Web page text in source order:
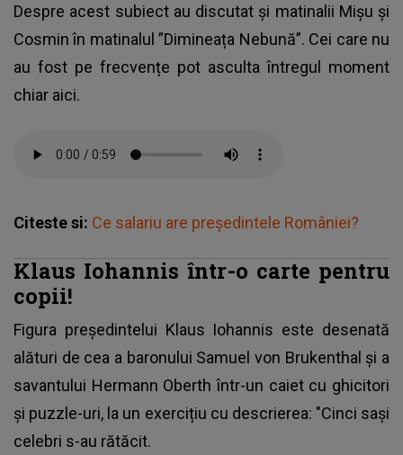
Despre acest subiect au discutat și matinalii Mișu și
Cosmin în matinalul ”Dimineața Nebună”. Cei care nu
au fost pe frecvențe pot asculta întregul moment
chiar aici.
Citeste si: Ce salariu are preşedintele României?
Klaus Iohannis într-o carte pentru
copii!
Figura președintelui Klaus Iohannis este desenată
alături de cea a baronului Samuel von Brukenthal și a
savantului Hermann Oberth într-un caiet cu ghicitori
și puzzle-uri, la un exercițiu cu descrierea: "Cinci sași
celebri s-au rătăcit.